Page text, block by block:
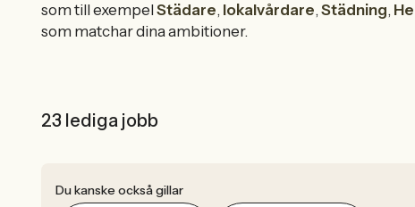
som till exempelStädare, lokalvårdare,Städning,
som matchar dina ambitioner.
23 lediga jobb
Du kanske också gillar